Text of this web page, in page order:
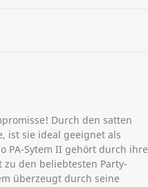
Durch den satten
ist sie ideal geeignet als
PA-Sytem II gehört durch ihre
den beliebtesten Party-
überzeugt durch seine